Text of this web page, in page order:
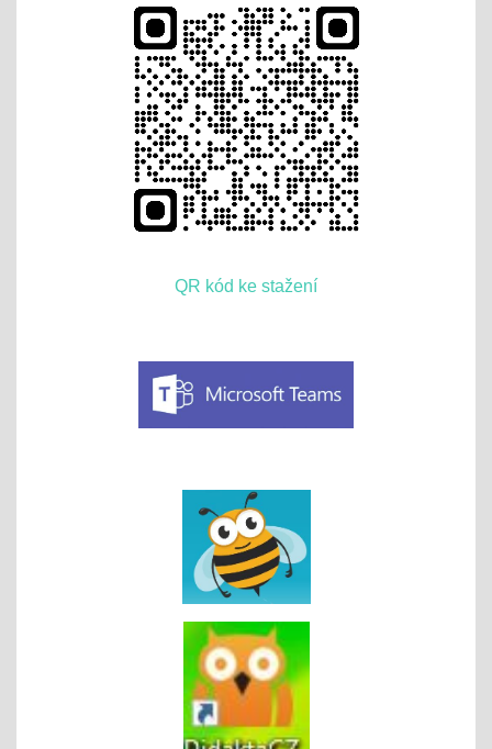
QR kód ke stažení